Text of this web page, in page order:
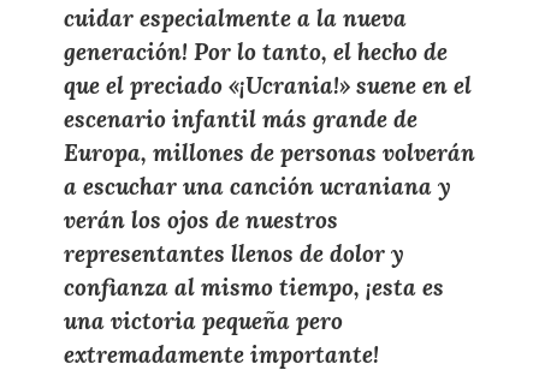
cuidar especialmente a la nueva
generación! Por lo tanto, el hecho de
que el preciado «¡Ucrania!» suene en el
escenario infantil más grande de
Europa, millones de personas volverán
a escuchar una canción ucraniana y
verán los ojos de nuestros
representantes llenos de dolor y
confianza al mismo tiempo, ¡esta es
una victoria pequeña pero
extremadamente importante!